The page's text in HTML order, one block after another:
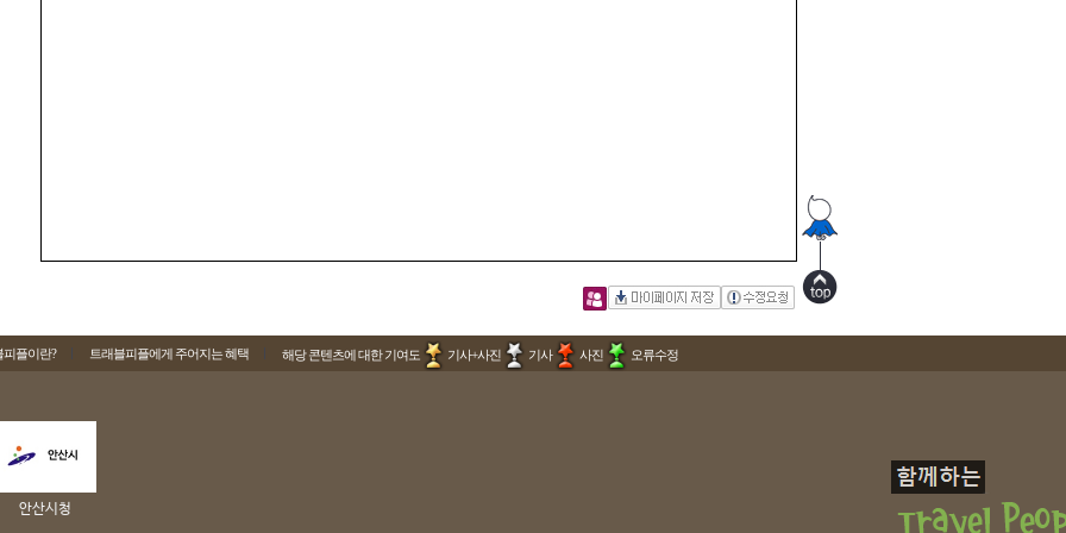
피플이란? 트래블피플에게 주어지는 혜택 해당 콘텐츠에 대한 기여도 기사+사진 기사 사진 오류수정
안산시청